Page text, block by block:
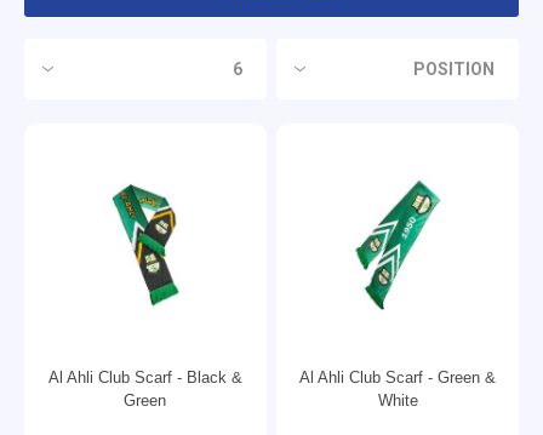
Al Ahli Club Scarf - Green &
White
Al Ahli Club Scarf - Black &
Green